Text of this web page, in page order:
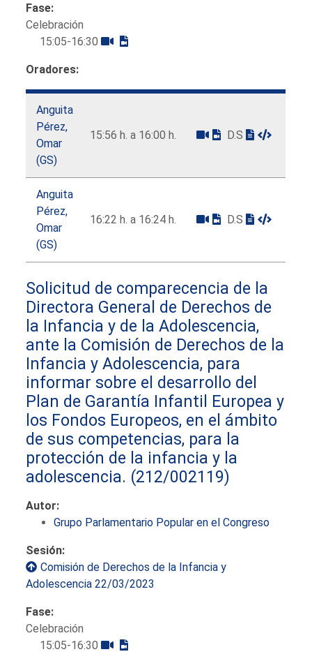
Fase:
Celebración
15:05-16:30
Oradores:
Anguita
Pérez,
Omar
(GS)
15:56 h. a 16:00 h. D.S
Anguita
Pérez,
Omar
(GS)
16:22 h. a 16:24 h. D.S
Solicitud de comparecencia de la
Directora General de Derechos de
la Infancia y de la Adolescencia,
ante la Comisión de Derechos de la
Infancia y Adolescencia, para
informar sobre el desarrollo del
Plan de Garantía Infantil Europea y
los Fondos Europeos, en el ámbito
de sus competencias, para la
protección de la infancia y la
adolescencia. (212/002119)
Autor:
Grupo Parlamentario Popular en el Congreso
Sesión:
Comisión de Derechos de la Infancia y
Adolescencia 22/03/2023
Fase:
Celebración
15:05-16:30